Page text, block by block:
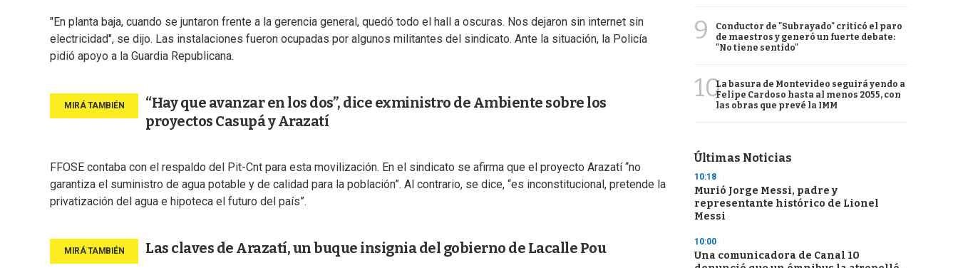
"En planta baja, cuando se juntaron frente a la gerencia general, quedó todo el hall a oscuras. Nos dejaron sin internet sin
electricidad", se dijo. Las instalaciones fueron ocupadas por algunos militantes del sindicato. Ante la situación, la Policía
pidió apoyo a la Guardia Republicana.
“Hay que avanzar en los dos”, dice exministro de Ambiente sobre los
proyectos Casupá y Arazatí
FFOSE contaba con el respaldo del Pit-Cnt para esta movilización. En el sindicato se afirma que el proyecto Arazatí “no
garantiza el suministro de agua potable y de calidad para la población”. Al contrario, se dice, “es inconstitucional, pretende la
privatización del agua e hipoteca el futuro del país”.
Las claves de Arazatí, un buque insignia del gobierno de Lacalle Pou
9
Conductor de "Subrayado" criticó el paro
de maestros y generó un fuerte debate:
"No tiene sentido"
10La basura de Montevideo seguirá yendo a
Felipe Cardoso hasta al menos 2055, con
las obras que prevé la IMM
Últimas Noticias
10:18
Murió Jorge Messi, padre y
representante histórico de Lionel
Messi
10:00
Una comunicadora de Canal 10